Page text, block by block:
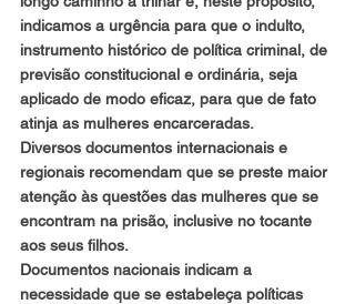
indicamos a urgência para que o indulto,
instrumento histórico de política criminal, de
previsão constitucional e ordinária, seja
aplicado de modo eficaz, para que de fato
atinja as mulheres encarceradas.
Diversos documentos internacionais e
regionais recomendam que se preste maior
atenção às questões das mulheres que se
encontram na prisão, inclusive no tocante
aos seus filhos.
Documentos nacionais indicam a
necessidade que se estabeleça políticas